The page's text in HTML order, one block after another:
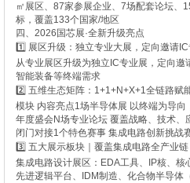
㎡展区、87家参展企业、7场配套论坛、
标，覆盖133个国家/地区
四、2026国芯展·全新升级亮点
1️⃣ 展区升级：独立专业大展，定向邀请
从专业展区升级为独立IC专业展，定向
智能装备等终端需求
2️⃣ 五维生态矩阵：1+1+N+X+1全链路赋
模块 内容亮点1场半导体展 以终端为导
年度盛会N场专业论坛 覆盖战略、技术
闭门对接1个特色赛事 集成电路创新挑战
3️⃣ 五大展示板块｜覆盖集成电路全产业链
集成电路设计展区：EDA工具、IP核、
先进逻辑平台、IDM制造、化合物半导体